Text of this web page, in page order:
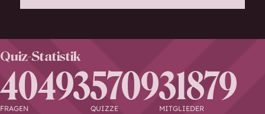
Quiz-Statistik
40493
FRAGEN 5709
QUIZZE 31879
MITGLIEDER